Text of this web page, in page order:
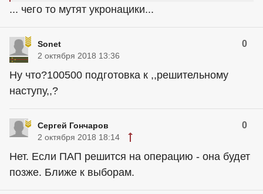
... чего то мутят укронацики...
Sonet 0
2 октября 2018 13:36
Ну что?100500 подготовка к ,,решительному
наступу,,?
Сергей Гончаров 0
2 октября 2018 18:14
Нет. Если ПАП решится на операцию - она будет
позже. Ближе к выборам.